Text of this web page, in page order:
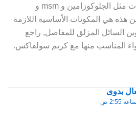
لك تحتوي على مكونات مثل الجلوكوزامين و msm و
هذه هي المكونات الأساسية اللازمة
السائل المزلق للمفاصل, راجع
المناسب منها مع كريم سولفاكس.
بدوى